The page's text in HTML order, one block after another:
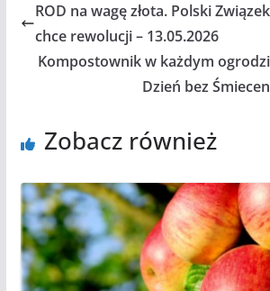
ROD na wagę złota. Polski
chce rewolucji – 13.05.2026
Kompostownik w każdym
Dzień bez
Zobacz również